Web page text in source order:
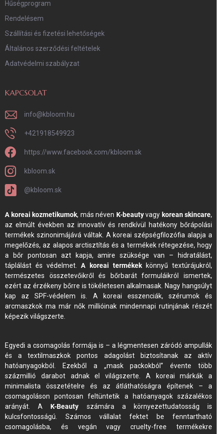
Hűségprogram
Rendelésem
Szállítási és fizetési lehetőségek
Általános szerződési feltételek
Adatvédelmi szabályzat
KAPCSOLAT
info@kbloom.hu
+421918549923
https://www.facebook.com/kbloom.sk
kbloom.sk
@kbloom.sk
A koreai kozmetikumok, más néven K-beautyvagy korean skincare,
az elmúlt években az innovatív és rendkívül hatékony bőrápolási
termékek szinonimájává váltak. A koreai szépségfilozófia alapja a
megelőzés, az alapos arctisztítás és a termékek rétegezése, hogy
a bőr pontosan azt kapja, amire szüksége van – hidratálást,
táplálást és védelmet.A koreai termékekkönnyű textúrájukról,
természetes összetevőikről és bőrbarát formuláikról ismertek,
ezért az érzékeny bőrre is tökéletesen alkalmasak. Nagy hangsúlyt
kap az SPF-védelem is. A koreai esszenciák, szérumok és
arcmaszkok ma már nők millióinak mindennapi rutinjának részét
képezik világszerte.
Egyedi a csomagolás formája is – a légmentesen záródó ampullák
és a textilmaszkok pontos adagolást biztosítanak az aktív
hatóanyagokból. Ezekből a „mask packokból” évente több
százmillió darabot adnak el világszerte. A koreai márkák a
minimalista összetételre és az átláthatóságra építenek – a
csomagoláson pontosan feltüntetik a hatóanyagok százalékos
arányát. A K-Beauty számára a környezettudatosság is
kulcsfontosságú. Számos vállalat fektet be fenntartható
csomagolásba, és vegán vagy cruelty-free termékekre